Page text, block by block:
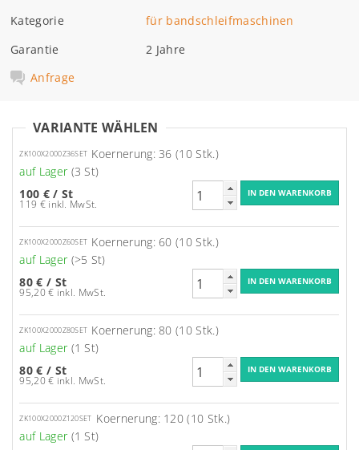
Kategorie
für bandschleifmaschinen
Garantie
2 Jahre
Anfrage
VARIANTE WÄHLEN
ZK100X2000Z36SET Koernerung: 36 (10 Stk.)
auf Lager (3 St)
100 €/ St
119 € inkl. MwSt.
ZK100X2000Z60SET Koernerung: 60 (10 Stk.)
auf Lager (>5 St)
80 € / St
95,20 € inkl. MwSt.
ZK100X2000Z80SET Koernerung: 80 (10 Stk.)
auf Lager (1 St)
80 € / St
95,20 € inkl. MwSt.
ZK100X2000Z120SET Koernerung: 120 (10 Stk.)
auf Lager (1 St)